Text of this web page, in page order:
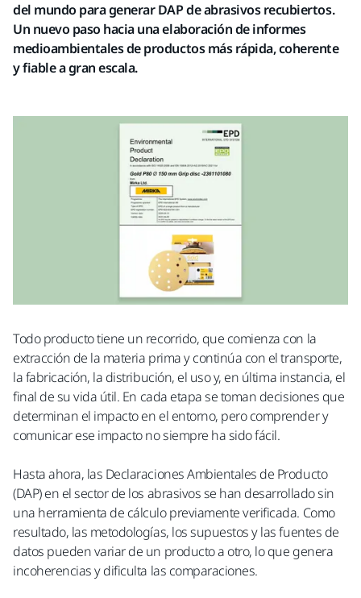
del mundo para generar DAP de abrasivos recubiertos.
Un nuevo paso hacia una elaboración de informes
medioambientales de productos más rápida, coherente
y fiable a gran escala.
Todo producto tiene un recorrido, que comienza con la
extracción de la materia prima y continúa con el transporte,
la fabricación, la distribución, el uso y, en última instancia, el
final de su vida útil. En cada etapa se toman decisiones que
determinan el impacto en el entorno, pero comprender y
comunicar ese impacto no siempre ha sido fácil.
Hasta ahora, las Declaraciones Ambientales de Producto
(DAP) en el sector de los abrasivos se han desarrollado sin
una herramienta de cálculo previamente verificada. Como
resultado, las metodologías, los supuestos y las fuentes de
datos pueden variar de un producto a otro, lo que genera
incoherencias y dificulta las comparaciones.